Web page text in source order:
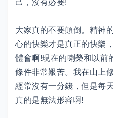
己，沒有必要!
大家真的不要顛倒。精神
心的快樂才是真正的快樂
體會啊!現在的喇榮和以前
條件非常艱苦。我在山上
經常沒有一分錢，但是每
真的是無法形容啊!